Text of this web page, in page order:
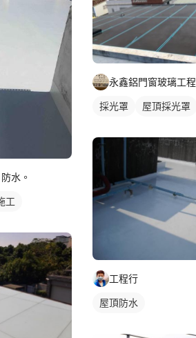
水。
工
永鑫鋁門窗玻璃工程
採光罩 屋頂採光罩
工程行
屋頂防水